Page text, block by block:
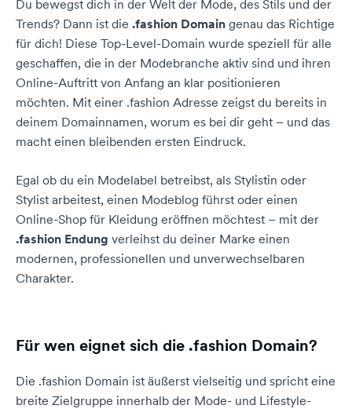
Du bewegst dich in der Welt der Mode, des Stils und der
Trends? Dann ist die .fashion Domain genau das Richtige
für dich! Diese Top-Level-Domain wurde speziell für alle
geschaffen, die in der Modebranche aktiv sind und ihren
Online-Auftritt von Anfang an klar positionieren
möchten. Mit einer .fashion Adresse zeigst du bereits in
deinem Domainnamen, worum es bei dir geht – und das
macht einen bleibenden ersten Eindruck.
Egal ob du ein Modelabel betreibst, als Stylistin oder
Stylist arbeitest, einen Modeblog führst oder einen
Online-Shop für Kleidung eröffnen möchtest – mit der
.fashion Endung verleihst du deiner Marke einen
modernen, professionellen und unverwechselbaren
Charakter.
Für wen eignet sich die .fashion Domain?
Die .fashion Domain ist äußerst vielseitig und spricht eine
breite Zielgruppe innerhalb der Mode- und Lifestyle-